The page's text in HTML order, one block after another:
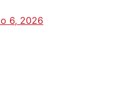
6, 2026